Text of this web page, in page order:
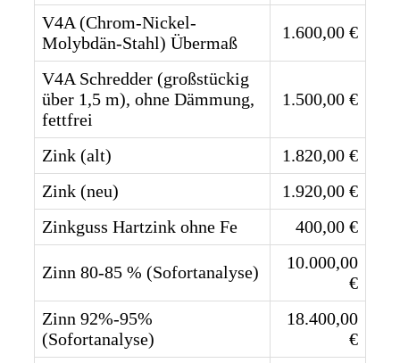
V4A (Chrom-Nickel-
Molybdän-Stahl) Übermaß
1.600,00 €
V4A Schredder (großstückig
über 1,5 m), ohne Dämmung,
fettfrei
1.500,00 €
Zink (alt)
1.820,00 €
Zink (neu)
1.920,00 €
Zinkguss Hartzink ohne Fe
400,00 €
Zinn 80-85 % (Sofortanalyse)
10.000,00
€
Zinn 92%-95%
(Sofortanalyse)
18.400,00
€